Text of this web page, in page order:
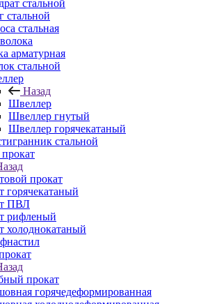
стальной
стальной
стальная
арматурная
стальной
Назад
Швеллер
Швеллер гнутый
Швеллер горячекатаный
стальной
прокат
горячекатаный
ПВЛ
рифленый
холоднокатаный
прокат
горячедеформированная